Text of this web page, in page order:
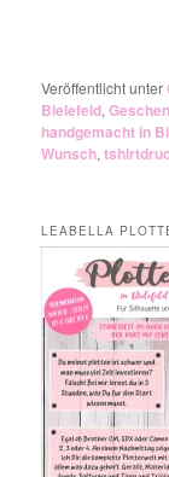
Veröffentlicht unter
Bielefeld,
handgemacht in
Wunsch,
LEABELLA